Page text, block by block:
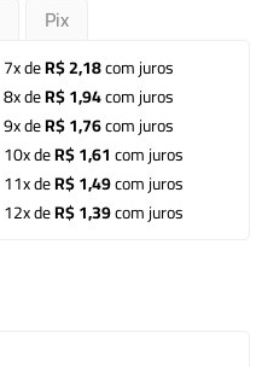
Pix
7x deR$ 2,18com juros
8x deR$ 1,94com juros
9x deR$ 1,76com juros
10x deR$ 1,61com juros
11x deR$ 1,49com juros
12x deR$ 1,39com juros